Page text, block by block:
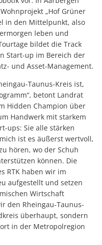
„Hof Grüner
in den Mittelpunkt, also
leben und
bildet die Track
Start-up im Bereich der
und Asset-Management.
Taunus-Kreis ist,
betont Landrat
Hidden Champion über
Handwerk mit starkem
ups: Sie alle stärken
ist es äußerst wertvoll,
hören, wo der Schuh
können. Die
RTK haben wir im
aufgestellt und setzen
Wirtschaft
den Rheingau-Taunus-
überhaupt, sondern
in der Metropolregion